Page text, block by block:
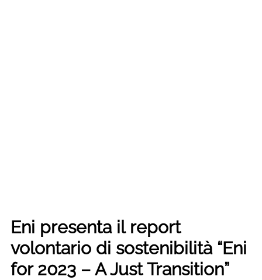
Eni presenta il report
volontario di sostenibilità “Eni
for 2023 – A Just Transition”